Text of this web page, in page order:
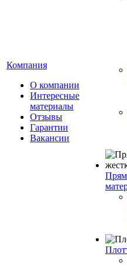
Компания
О компании
Интересные
материалы
Отзывы
Гарантии
Вакансии